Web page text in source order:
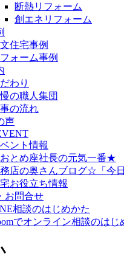
断熱リフォーム
創エネリフォーム
住宅事例
ォーム事例
わり
の職人集団
の流れ
声
ント情報
とめ座社長の元気一番★
店の奥さんブログ☆「今
お役立ち情報
お問合せ
相談のはじめかた
でオンライン相談のはじ